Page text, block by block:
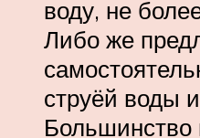
воду, не
Либо же
струёй воды
Большинство